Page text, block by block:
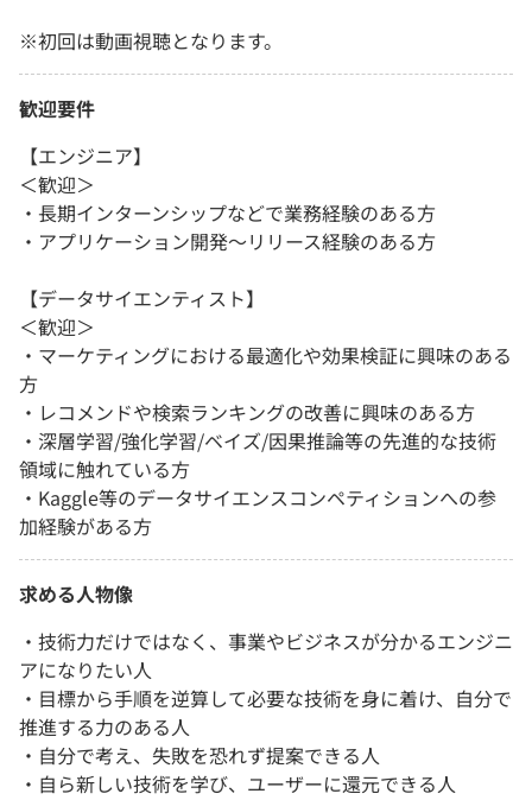
※初回は動画視聴となります。
歓迎要件
【エンジニア】
＜歓迎＞
・長期インターンシップなどで業務経験のある方
・アプリケーション開発～リリース経験のある方
【データサイエンティスト】
＜歓迎＞
・マーケティングにおける最適化や効果検証に興味のある
方
・レコメンドや検索ランキングの改善に興味のある方
・深層学習/強化学習/ベイズ/因果推論等の先進的な技術
領域に触れている方
・Kaggle等のデータサイエンスコンペティションへの参
加経験がある方
求める人物像
・技術力だけではなく、事業やビジネスが分かるエンジニ
アになりたい人
・目標から手順を逆算して必要な技術を身に着け、自分で
推進する力のある人
・自分で考え、失敗を恐れず提案できる人
・自ら新しい技術を学び、ユーザーに還元できる人